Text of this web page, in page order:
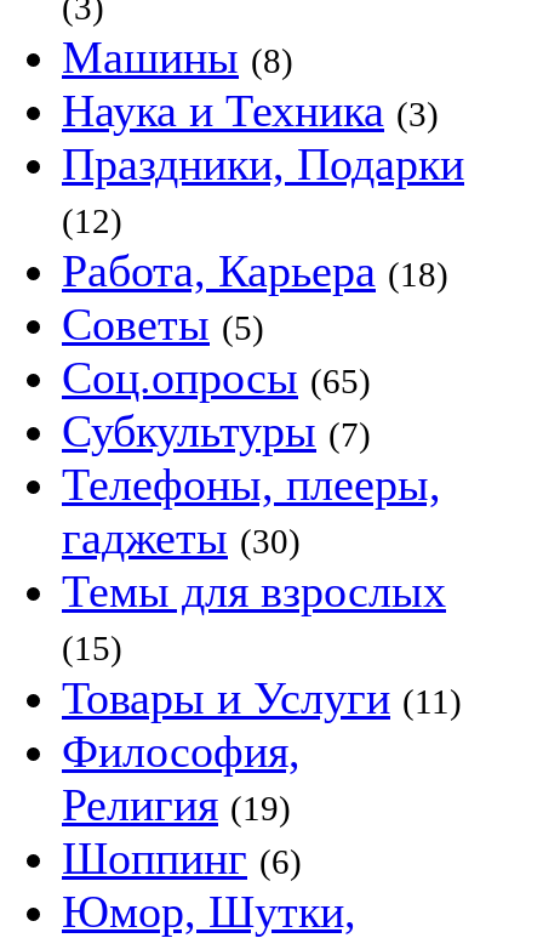
Машины (8)
Наука и Техника (3)
Праздники, Подарки
(12)
Работа, Карьера (18)
Советы (5)
Соц.опросы (65)
Субкультуры (7)
Телефоны, плееры,
гаджеты (30)
Темы для взрослых
(15)
Товары и Услуги (11)
Философия,
Религия (19)
Шоппинг (6)
Юмор, Шутки,